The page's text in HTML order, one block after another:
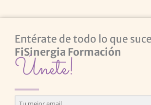
Entérate de todo lo que
FiSinergia Formación
Únete!